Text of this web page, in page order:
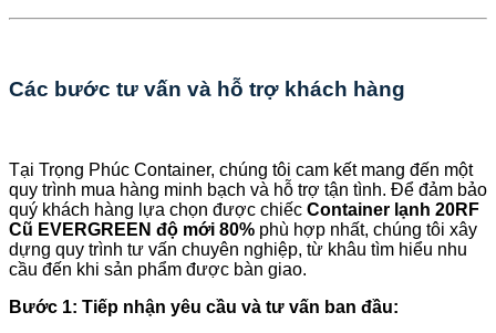
Các bước tư vấn và hỗ trợ khách hàng
Tại Trọng Phúc Container, chúng tôi cam kết mang đến một
quy trình mua hàng minh bạch và hỗ trợ tận tình. Để đảm bảo
quý khách hàng lựa chọn được chiếc Container lạnh 20RF
Cũ EVERGREEN độ mới 80% phù hợp nhất, chúng tôi xây
dựng quy trình tư vấn chuyên nghiệp, từ khâu tìm hiểu nhu
cầu đến khi sản phẩm được bàn giao.
Bước 1: Tiếp nhận yêu cầu và tư vấn ban đầu: